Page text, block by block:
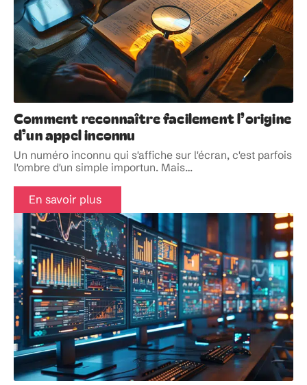
Comment reconnaître facilement l’origine
d’un appel inconnu
Un numéro inconnu qui s'affiche sur l'écran, c'est parfois
l'ombre d'un simple importun. Mais…
En savoir plus